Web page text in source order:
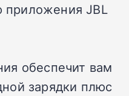
приложения JBL
обеспечит вам
зарядки плюс